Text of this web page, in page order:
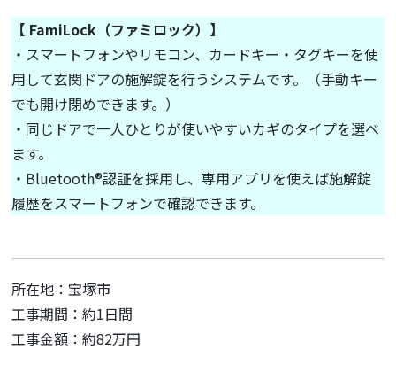
【 FamiLock（ファミロック）】
・スマートフォンやリモコン、カードキー・タグキーを使
用して玄関ドアの施解錠を行うシステムです。（手動キー
でも開け閉めできます。）
・同じドアで一人ひとりが使いやすいカギのタイプを選べ
ます。
・Bluetooth®認証を採用し、専用アプリを使えば施解錠
履歴をスマートフォンで確認できます。
所在地：宝塚市
工事期間：約1日間
工事金額：約82万円